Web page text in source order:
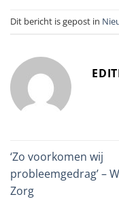
Dit bericht is gepost in
‘Zo voorkomen wij
probleemgedrag’ –
Zorg